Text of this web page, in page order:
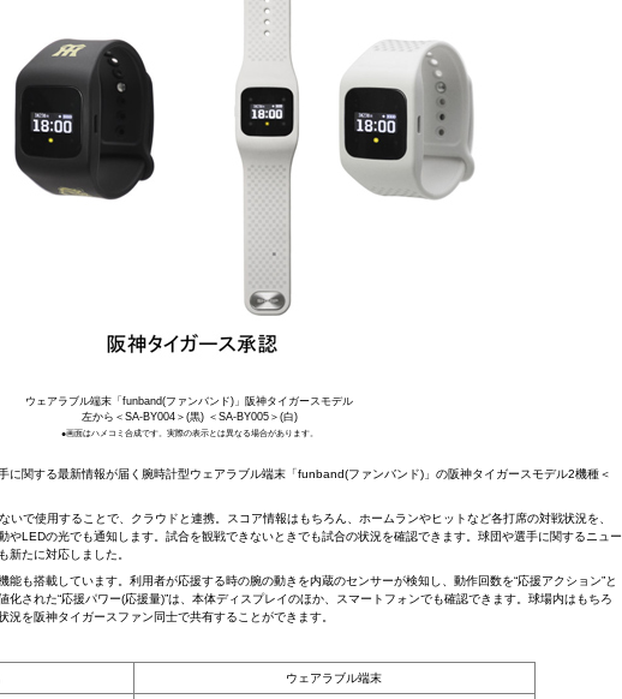
ウェアラブル端末「funband(ファンバンド)」阪神タイガースモデル
左から＜SA-BY004＞(黒) ＜SA-BY005＞(白)
●画面はハメコミ合成です。実際の表示とは異なる場合があります。
関する最新情報が届く腕時計型ウェアラブル端末「funband(ファンバンド)」の阪神タイガースモデル2機種＜
いで使用することで、クラウドと連携。スコア情報はもちろん、ホームランやヒットなど各打席の対戦状況を、
やLEDの光でも通知します。試合を観戦できないときでも試合の状況を確認できます。球団や選手に関するニュー
新たに対応しました。
も搭載しています。利用者が応援する時の腕の動きを内蔵のセンサーが検知し、動作回数を“応援アクション”と
化された“応援パワー(応援量)”は、本体ディスプレイのほか、スマートフォンでも確認できます。球場内はもちろ
を阪神タイガースファン同士で共有することができます。
ウェアラブル端末